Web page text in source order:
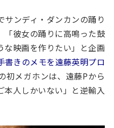
サンディ・ダンカンの踊り
「彼女の踊りに高鳴った鼓
映画を作りたい」と企画
書きのメモを遠藤英明プロ
初メガホンは、遠藤Pから
本人しかいない」と逆輸入